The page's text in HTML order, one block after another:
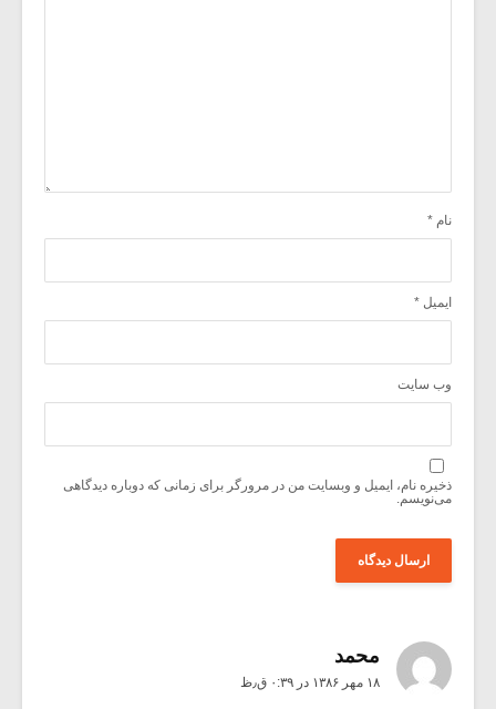
نام *
ایمیل *
وب‌ سایت
ذخیره نام، ایمیل و وبسایت من در مرورگر برای زمانی که دوباره دیدگاهی
می‌نویسم.
محمد
۱۸ مهر ۱۳۸۶ در ۰:۳۹ ق٫ظ